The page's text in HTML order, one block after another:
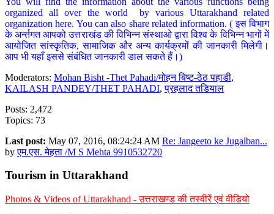
organized all over the world by various Uttarakhand related
organization here. You can also share related information. ( इस विभाग
के अर्न्तगत आपको उत्तराखंड की विभिन्न संस्थाओ द्वारा विश्व के विभिन्न भागों में
आयोजित सांस्कृतिक, सामाजिक और अन्य कार्यक्रमों की जानकारी मिलेगी।
आप भी यहाँ इससे संबंधित जानकारी डाल सकते हैं।)
Moderators: Mohan Bisht -Thet Pahadi/मोहन बिष्ट-ठेठ पहाडी,
KAILASH PANDEY/THET PAHADI,प्रहलाद तडियाल
Posts: 2,472
Topics: 73
Last post: May 07, 2016, 08:24:24 AM Re: Jangeeto ke Jugalban...
byएम.एस. मेहता /M S Mehta 9910532720
Tourism in Uttarakhand
Photos & Videos of Uttarakhand - उत्तराखण्ड की तस्वीरें एवं वीडियो